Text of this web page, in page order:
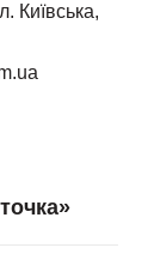
Київська,